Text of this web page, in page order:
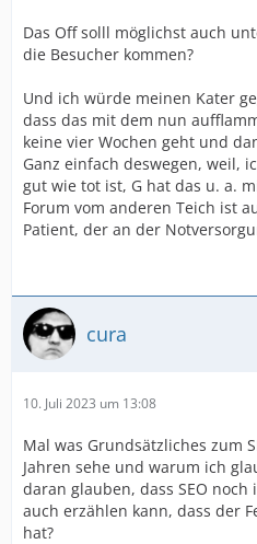
Das Off solll möglichst auch
die Besucher kommen?
Und ich würde meinen Kater
dass das mit dem nun
keine vier Wochen geht und
Ganz einfach deswegen, weil,
gut wie tot ist, G hat das u. a.
Forum vom anderen Teich ist
Patient, der an der
cura
10. Juli 2023 um 13:08
Mal was Grundsätzliches zum
Jahren sehe und warum ich
daran glauben, dass SEO
auch erzählen kann, dass der
hat?